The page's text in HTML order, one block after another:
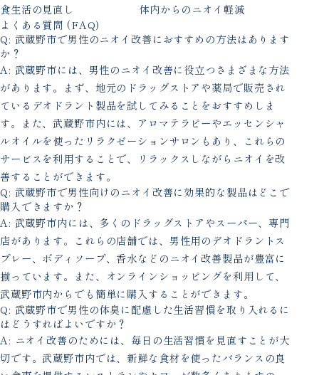
食生活の見直し
体内からのニオイ軽減
よくある質問 (FAQ)
Q: 武蔵野市で男性のニオイ改善におすすめの方法はあります
か？
A: 武蔵野市には、男性のニオイ改善に役立つさまざまな方法
があります。まず、地元のドラッグストアや薬局で販売され
ているデオドラント製品を試してみることをおすすめしま
す。また、武蔵野市内には、アロマテラピーやエッセンシャ
ルオイルを使ったリラクゼーションサロンもあり、これらの
サービスを利用することで、リラックスしながらニオイを改
善することができます。
Q: 武蔵野市で男性向けのニオイ改善に効果的な製品はどこで
購入できますか？
A: 武蔵野市内には、多くのドラッグストアやスーパー、専門
店があります。これらの店舗では、男性用のデオドラントス
プレー、ボディソープ、香水などのニオイ改善製品が豊富に
揃っています。また、オンラインショッピングを利用して、
武蔵野市内からでも簡単に購入することができます。
Q: 武蔵野市で男性の体臭に配慮した生活習慣を取り入れるに
はどうすればよいですか？
A: ニオイ改善のためには、毎日の生活習慣を見直すことが大
切です。武蔵野市内では、新鮮な食材を使ったバランスの良